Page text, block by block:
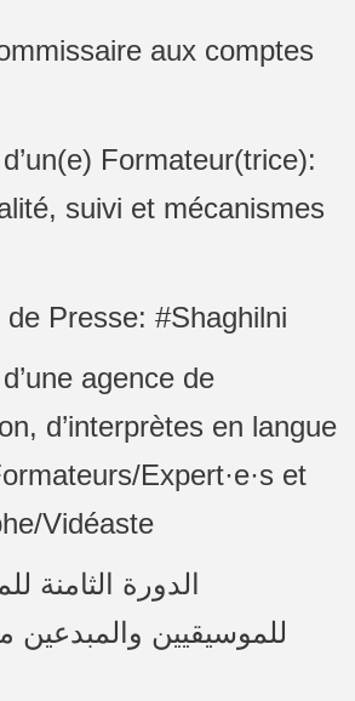
aux comptes
Formateur(trice):
suivi et mécanismes
Presse: #Shaghilni
agence de
d’interprètes en langue
Expert·e·s et
Vidéaste
الدورة الثامنة
للموسيقيين